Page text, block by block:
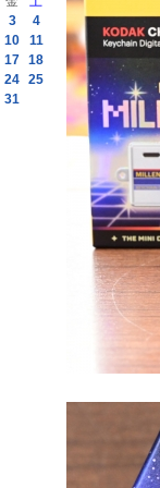
3
4
10
11
17 18
24 25
31